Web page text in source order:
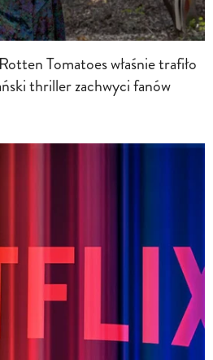
Tomatoes właśnie trafiło
thriller zachwyci fanów